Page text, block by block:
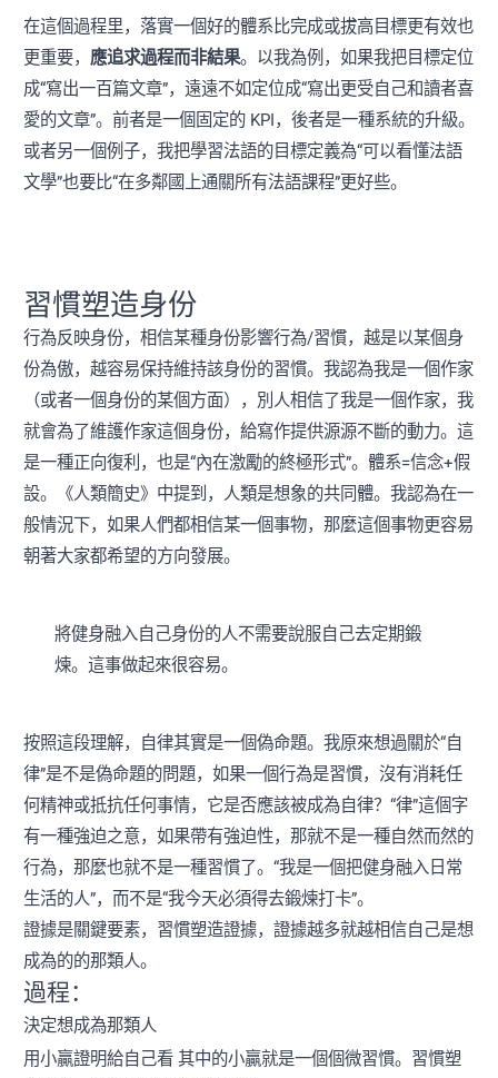
在這個過程里，落實一個好的體系比完成或拔高目標更有效也
更重要， 應追求過程而非結果。以我為例，如果我把目標定位
成“寫出一百篇文章”，遠遠不如定位成“寫出更受自己和讀者喜
愛的文章”。前者是一個固定的 KPI，後者是一種系統的升級。
或者另一個例子，我把學習法語的目標定義為“可以看懂法語
文學”也要比“在多鄰國上通關所有法語課程”更好些。
習慣塑造身份
行為反映身份，相信某種身份影響行為/習慣，越是以某個身
份為傲，越容易保持維持該身份的習慣。我認為我是一個作家
（或者一個身份的某個方面），別人相信了我是一個作家，我
就會為了維護作家這個身份，給寫作提供源源不斷的動力。這
是一種正向復利，也是“內在激勵的終極形式”。體系=信念+假
設。《人類簡史》中提到，人類是想象的共同體。我認為在一
般情況下，如果人們都相信某一個事物，那麼這個事物更容易
朝著大家都希望的方向發展。
將健身融入自己身份的人不需要說服自己去定期鍛
煉。這事做起來很容易。
按照這段理解，自律其實是一個偽命題。我原來想過關於“自
律”是不是偽命題的問題，如果一個行為是習慣，沒有消耗任
何精神或抵抗任何事情，它是否應該被成為自律？“律”這個字
有一種強迫之意，如果帶有強迫性，那就不是一種自然而然的
行為，那麼也就不是一種習慣了。“我是一個把健身融入日常
生活的人”，而不是“我今天必須得去鍛煉打卡”。
證據是關鍵要素，習慣塑造證據，證據越多就越相信自己是想
成為的的那類人。
過程：
決定想成為那類人
用小贏證明給自己看 其中的小贏就是一個個微習慣。習慣塑